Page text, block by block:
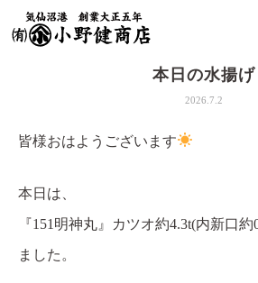
本日の水揚げ
2026.7.2
皆様おはようございます
本日は、
『151明神丸』カツオ約4.3t(内新口
ました。
小野健商店について
土藏